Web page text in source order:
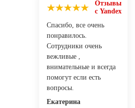
Отзывы
с Yandex
Спасибо, все очень
понравилось.
Сотрудники очень
вежливые ,
внимательные и всегда
помогут если есть
вопросы.
Екатерина